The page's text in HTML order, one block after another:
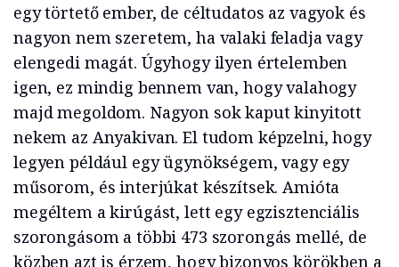
egy törtető ember, de céltudatos az vagyok és
nagyon nem szeretem, ha valaki feladja vagy
elengedi magát. Úgyhogy ilyen értelemben
igen, ez mindig bennem van, hogy valahogy
majd megoldom. Nagyon sok kaput kinyitott
nekem az Anyakivan. El tudom képzelni, hogy
legyen például egy ügynökségem, vagy egy
műsorom, és interjúkat készítsek. Amióta
megéltem a kirúgást, lett egy egzisztenciális
szorongásom a többi 473 szorongás mellé, de
közben azt is érzem, hogy bizonyos körökben a